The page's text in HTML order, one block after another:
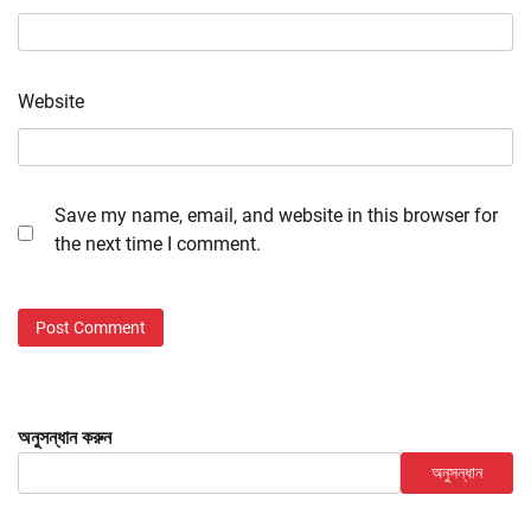
Website
Save my name, email, and website in this browser for
the next time I comment.
অনুসন্ধান করুন
অনুসন্ধান